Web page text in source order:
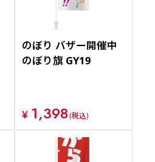
のぼり バザー開催中
のぼり旗 GY19
¥ 1,398(税込)